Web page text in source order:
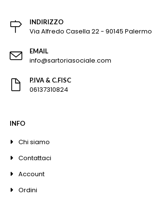
INDIRIZZO
Via Alfredo Casella 22 - 90145 Palermo
EMAIL
info@sartoriasociale.com
P.IVA & C.FISC
06137310824
INFO
Chi siamo
Contattaci
Account
Ordini